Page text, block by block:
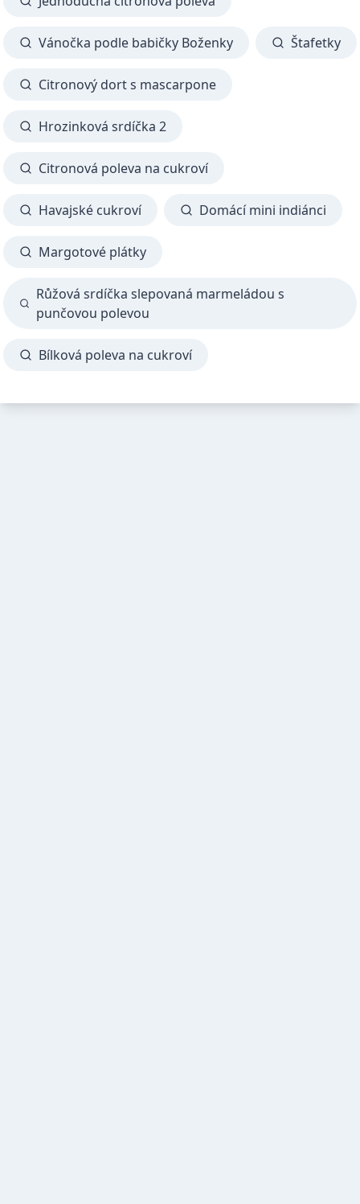
Vánočka podle babičky Boženky Štafetky
Citronový dort s mascarpone
Hrozinková srdíčka 2
Citronová poleva na cukroví
Havajské cukroví Domácí mini indiánci
Margotové plátky
Růžová srdíčka slepovaná marmeládou s
punčovou polevou
Bílková poleva na cukroví